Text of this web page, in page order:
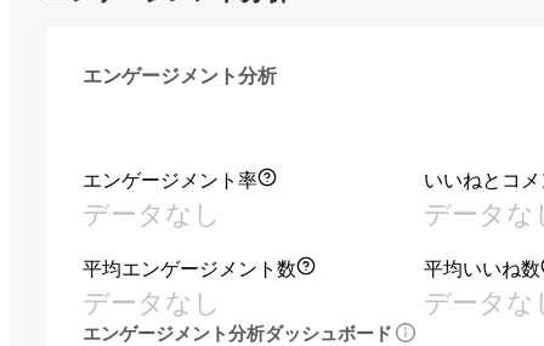
エンゲージメント分析
エンゲージメント率
データなし
いいねとコ
データな
平均エンゲージメント数
データなし
平均いいね数
データな
エンゲージメント分析ダッシュボード